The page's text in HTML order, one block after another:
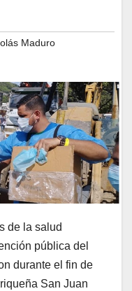
Maduro
de la salud
pública del
durante el fin de
San Juan